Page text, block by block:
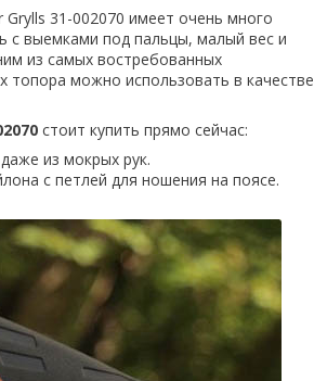
31-002070 имеет очень много
с выемками под пальцы, малый вес и
из самых востребованных
топора можно использовать в качестве
стоит купить прямо сейчас:
из мокрых рук.
с петлей для ношения на поясе.